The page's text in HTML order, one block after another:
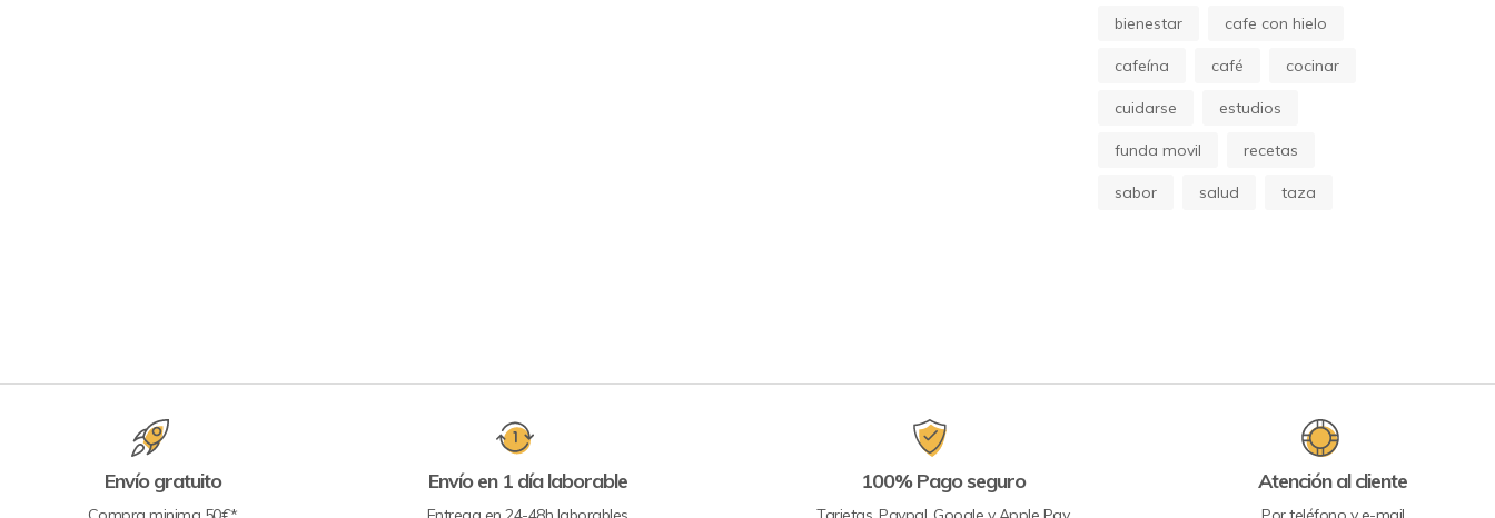
bienestar cafe con hielo
cafeína café cocinar
cuidarse estudios
funda movil recetas
sabor salud taza
Envío gratuito Envío en 1 día laborable 100% Pago seguro Atención al cliente